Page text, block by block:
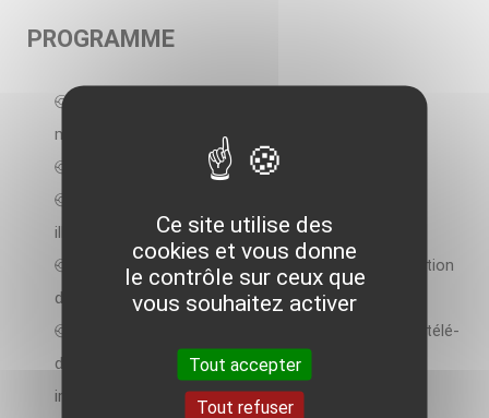
PROGRAMME
mondial, en Europe et en France ;
Qu’est-ce que la géothermie ;
illustration à travers des exemples en France ;
La présentation des différents modes d’exploitation
de l’énergie du proche sous-sol ;
La réglementation de la géothermie et le site de télé-
déclaration pour la géothermie de minime
importance (GMI) ;
Ce site utilise des
cookies et vous donne
le contrôle sur ceux que
vous souhaitez activer
Tout accepter
Tout refuser